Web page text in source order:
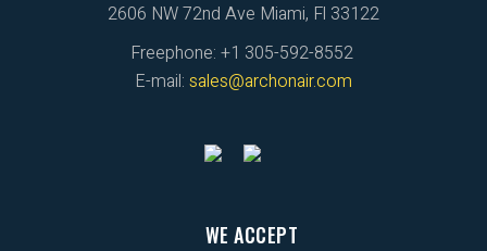
2606 NW 72nd Ave Miami, Fl 33122
Freephone: +1 305-592-8552
E-mail: sales@archonair.com
WE ACCEPT